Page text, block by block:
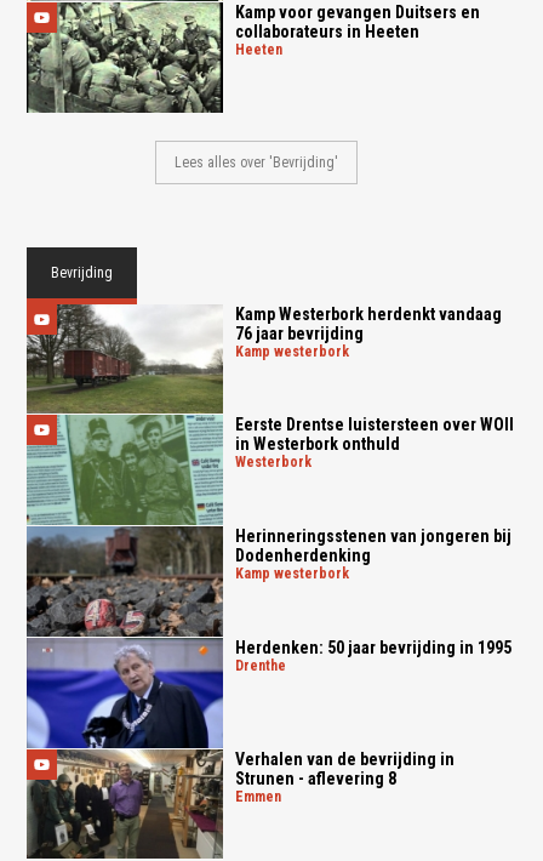
Kamp voor gevangen Duitsers en
collaborateurs in Heeten
heeten
Lees alles over 'Bevrijding'
Bevrijding
Kamp Westerbork herdenkt vandaag
76 jaar bevrijding
kamp westerbork
Eerste Drentse luistersteen over WOII
in Westerbork onthuld
westerbork
Herinneringsstenen van jongeren bij
Dodenherdenking
kamp westerbork
Herdenken: 50 jaar bevrijding in 1995
drenthe
Verhalen van de bevrijding in
Strunen - aflevering 8
emmen